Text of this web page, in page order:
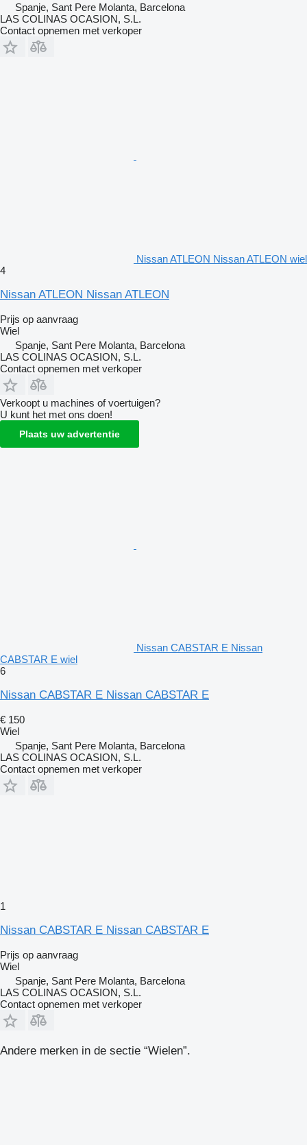
Spanje, Sant Pere Molanta, Barcelona
LAS COLINAS OCASION, S.L.
Contact opnemen met verkoper
Nissan ATLEON Nissan ATLEON wiel
4
Nissan ATLEON Nissan ATLEON
Prijs op aanvraag
Wiel
Spanje, Sant Pere Molanta, Barcelona
LAS COLINAS OCASION, S.L.
Contact opnemen met verkoper
Verkoopt u machines of voertuigen?
U kunt het met ons doen!
Plaats uw advertentie
Nissan CABSTAR E Nissan
CABSTAR E wiel
6
Nissan CABSTAR E Nissan CABSTAR E
€ 150
Wiel
Spanje, Sant Pere Molanta, Barcelona
LAS COLINAS OCASION, S.L.
Contact opnemen met verkoper
1
Nissan CABSTAR E Nissan CABSTAR E
Prijs op aanvraag
Wiel
Spanje, Sant Pere Molanta, Barcelona
LAS COLINAS OCASION, S.L.
Contact opnemen met verkoper
Andere merken in de sectie “Wielen”.